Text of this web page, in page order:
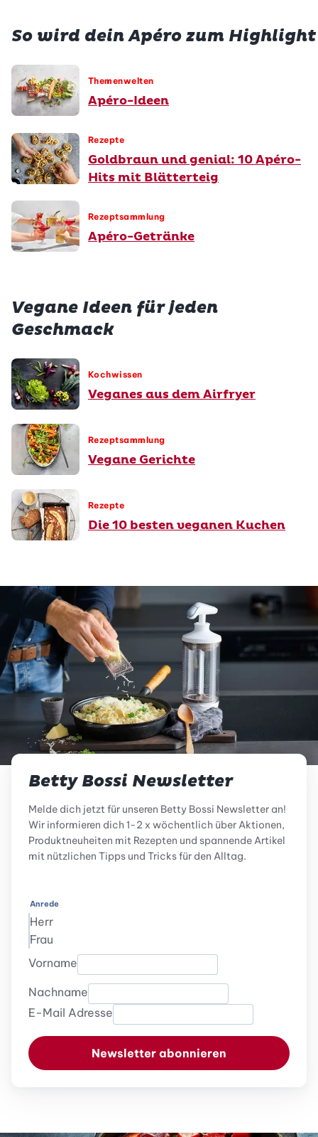
So wird dein Apéro zum Highlight
Themenwelten
Apéro-Ideen
Rezepte
Goldbraun und genial: 10 Apéro-
Hits mit Blätterteig
Rezeptsammlung
Apéro-Getränke
Vegane Ideen für jeden
Geschmack
Kochwissen
Veganes aus dem Airfryer
Rezeptsammlung
Vegane Gerichte
Rezepte
Die 10 besten veganen Kuchen
Betty Bossi Newsletter
Melde dich jetzt für unseren Betty Bossi Newsletter an!
Wir informieren dich 1-2 x wöchentlich über Aktionen,
Produktneuheiten mit Rezepten und spannende Artikel
mit nützlichen Tipps und Tricks für den Alltag.
Anrede
Herr
Frau
Vorname
Nachname
E-Mail Adresse
Newsletter abonnieren